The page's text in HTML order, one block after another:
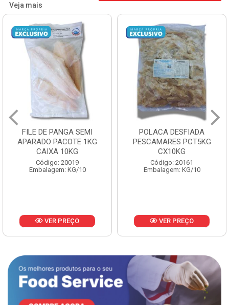
Veja mais
FILE DE PANGA SEMI
APARADO PACOTE 1KG
CAIXA 10KG
Código: 20019
Embalagem: KG/10
VER PREÇO
POLACA DESFIADA
PESCAMARES PCT5KG
CX10KG
Código: 20161
Embalagem: KG/10
VER PREÇO